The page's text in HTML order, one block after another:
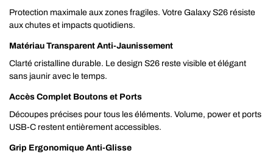
Protection maximale aux zones fragiles. Votre Galaxy S26 résiste
aux chutes et impacts quotidiens.
Matériau Transparent Anti-Jaunissement
Clarté cristalline durable. Le design S26 reste visible et élégant
sans jaunir avec le temps.
Accès Complet Boutons et Ports
Découpes précises pour tous les éléments. Volume, power et ports
USB-C restent entièrement accessibles.
Grip Ergonomique Anti-Glisse